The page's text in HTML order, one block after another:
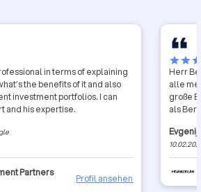
in terms of explaining
the benefits of it and also
investment portfolios. I can
and his expertise.
Partners
Profil ansehen
starstar
Herr
alle
große
als